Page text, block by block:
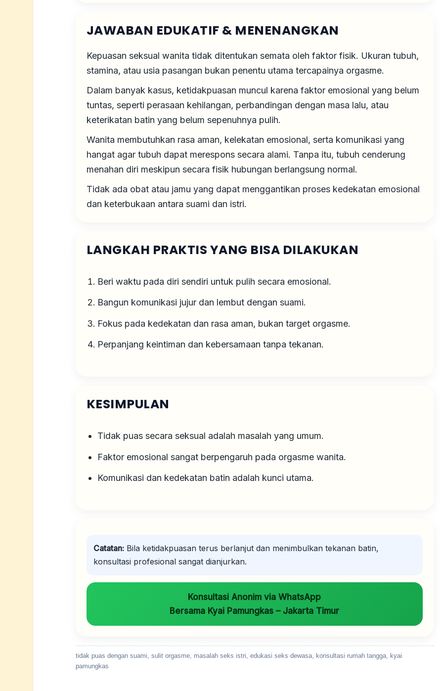
JAWABAN EDUKATIF & MENENANGKAN
Kepuasan seksual wanita tidak ditentukan semata oleh faktor fisik. Ukuran tubuh,
stamina, atau usia pasangan bukan penentu utama tercapainya orgasme.
Dalam banyak kasus, ketidakpuasan muncul karena faktor emosional yang belum
tuntas, seperti perasaan kehilangan, perbandingan dengan masa lalu, atau
keterikatan batin yang belum sepenuhnya pulih.
Wanita membutuhkan rasa aman, kelekatan emosional, serta komunikasi yang
hangat agar tubuh dapat merespons secara alami. Tanpa itu, tubuh cenderung
menahan diri meskipun secara fisik hubungan berlangsung normal.
Tidak ada obat atau jamu yang dapat menggantikan proses kedekatan emosional
dan keterbukaan antara suami dan istri.
LANGKAH PRAKTIS YANG BISA DILAKUKAN
Beri waktu pada diri sendiri untuk pulih secara emosional.
Bangun komunikasi jujur dan lembut dengan suami.
Fokus pada kedekatan dan rasa aman, bukan target orgasme.
Perpanjang keintiman dan kebersamaan tanpa tekanan.
KESIMPULAN
Tidak puas secara seksual adalah masalah yang umum.
Faktor emosional sangat berpengaruh pada orgasme wanita.
Komunikasi dan kedekatan batin adalah kunci utama.
Catatan:Bila ketidakpuasan terus berlanjut dan menimbulkan tekanan batin,
konsultasi profesional sangat dianjurkan.
Konsultasi Anonim via WhatsApp
Bersama Kyai Pamungkas – Jakarta Timur
tidak puas dengan suami, sulit orgasme, masalah seks istri, edukasi seks dewasa, konsultasi rumah tangga, kyai
pamungkas